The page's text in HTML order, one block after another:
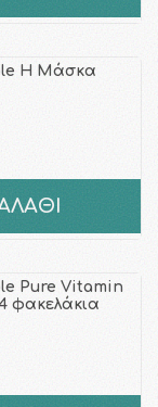
Η Μάσκα
Pure Vitamin
φακελάκια